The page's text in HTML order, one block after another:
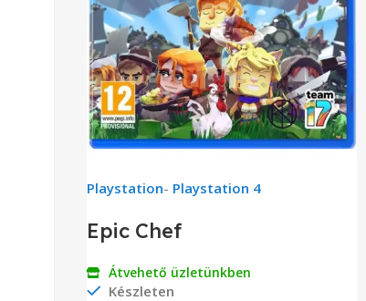
Playstation- Playstation 4
Epic Chef
Átvehető üzletünkben
Készleten